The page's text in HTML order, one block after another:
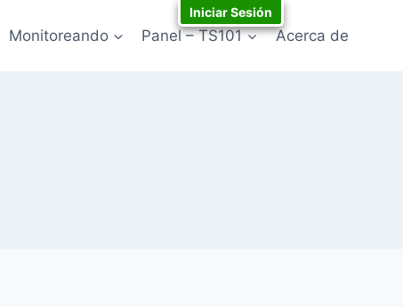
Monitoreando Panel – TS101 Acerca de
Iniciar Sesión